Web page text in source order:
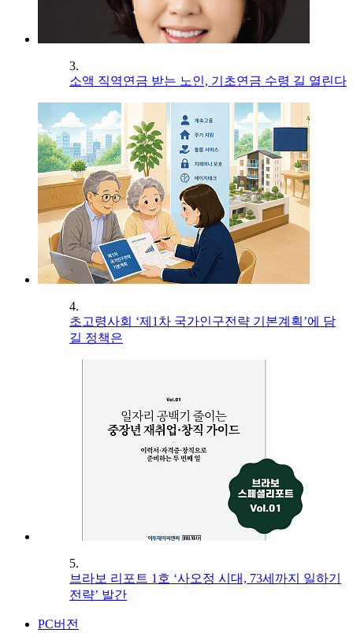
3.
소액 직역연금 받는 노인, 기초연금 수령 길 열린다
4.
초고령사회 ‘제1차 국가인구전략 기본계획’에 담
길 정책은
5.
브라보 리포트 1호 ‘사오정 시대, 73세까지 일하기
전략’ 발간
PC버전